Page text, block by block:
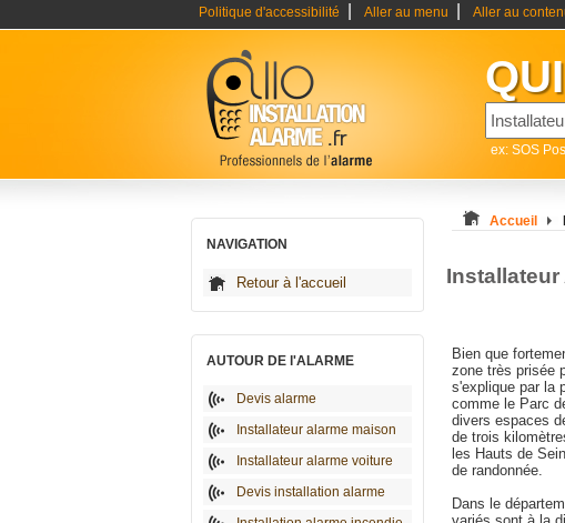
Politique d'accessibilité Aller au menu Aller au
ex: SOS
NAVIGATION
Retour à l'accueil
AUTOUR DE l'ALARME
Devis alarme
Installateur alarme maison
Installateur alarme voiture
Devis installation alarme
Accueil
Installateur
Bien que
zone très prisée
s'explique par la
comme le Parc
divers espaces
de trois
les Hauts de
de randonnée.
Dans le